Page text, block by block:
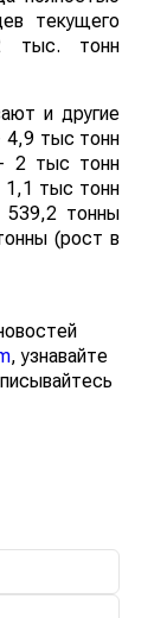
текущего
тыс. тонн
и другие
4,9 тыс тонн
2 тыс тонн
тыс тонн
тонны
(рост в
, узнавайте